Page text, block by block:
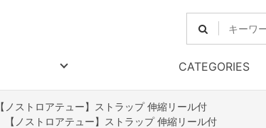
CATEGORIES
【ノストロアテュー】ストラップ 伸縮リール付
【ノストロアテュー】ストラップ 伸縮リール付